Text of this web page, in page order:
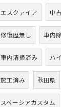
エスクァイア 中古
修復歴無し 車内
車内清掃済み ハ
施工済み 秋田県
スペーシアカスタム